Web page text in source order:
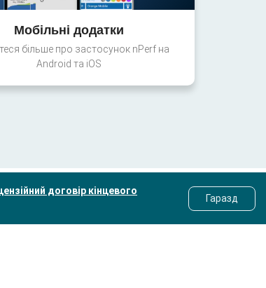
Мобільні додатки
більше про застосунок nPerf на
Android та iOS
договір кінцевого
Гаразд